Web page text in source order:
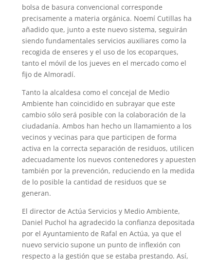
bolsa de basura convencional corresponde
precisamente a materia orgánica. Noemí Cutillas ha
añadido que, junto a este nuevo sistema, seguirán
siendo fundamentales servicios auxiliares como la
recogida de enseres y el uso de los ecoparques,
tanto el móvil de los jueves en el mercado como el
fijo de Almoradí.
Tanto la alcaldesa como el concejal de Medio
Ambiente han coincidido en subrayar que este
cambio sólo será posible con la colaboración de la
ciudadanía. Ambos han hecho un llamamiento a los
vecinos y vecinas para que participen de forma
activa en la correcta separación de residuos, utilicen
adecuadamente los nuevos contenedores y apuesten
también por la prevención, reduciendo en la medida
de lo posible la cantidad de residuos que se
generan.
El director de Actúa Servicios y Medio Ambiente,
Daniel Puchol ha agradecido la confianza depositada
por el Ayuntamiento de Rafal en Actúa, ya que el
nuevo servicio supone un punto de inflexión con
respecto a la gestión que se estaba prestando. Así,